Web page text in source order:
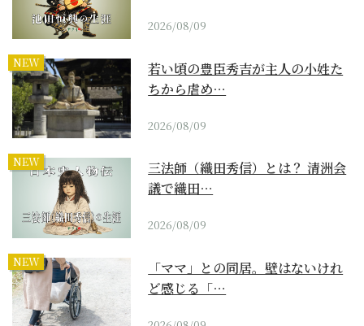
2026/08/09
NEW
若い頃の豊臣秀吉が主人の小姓た
ちから虐め…
2026/08/09
NEW
三法師（織田秀信）とは？ 清洲会
議で織田…
2026/08/09
NEW
「ママ」との同居。壁はないけれ
ど感じる「…